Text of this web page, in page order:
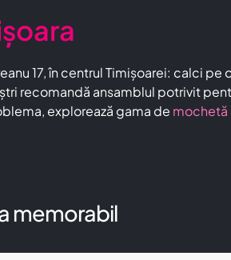
17, în centrul Timișoarei: calci
recomandă ansamblul potrivit
explorează gama de mochetă
memorabil